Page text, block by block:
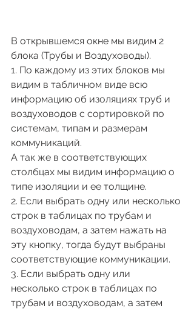
В открывшемся окне мы видим 2
блока (Трубы и Воздуховоды).
1. По каждому из этих блоков мы
видим в табличном виде всю
информацию об изоляциях труб и
воздуховодов с сортировкой по
системам, типам и размерам
коммуникаций.
А так же в соответствующих
столбцах мы видим информацию о
типе изоляции и ее толщине.
2. Если выбрать одну или несколько
строк в таблицах по трубам и
воздуховодам, а затем нажать на
эту кнопку, тогда будут выбраны
соответствующие коммуникации.
3. Если выбрать одну или
несколько строк в таблицах по
трубам и воздуховодам, а затем